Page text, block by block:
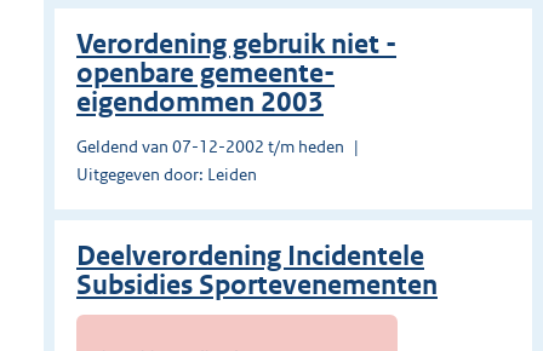
Verordening gebruik niet -
openbare gemeente-
eigendommen 2003
Geldend van 07-12-2002 t/m heden
Uitgegeven door: Leiden
Deelverordening Incidentele
Subsidies Sportevenementen